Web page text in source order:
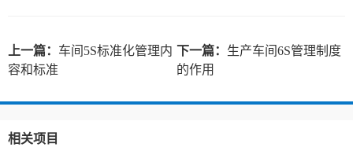
上一篇： 车间5S标准化管理内
容和标准
下一篇： 生产车间6S管理制度
的作用
相关项目